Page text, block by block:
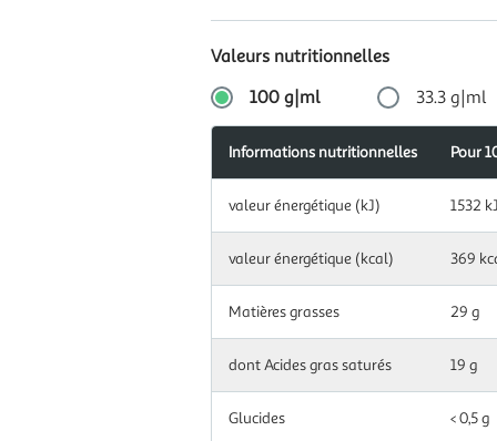
Valeurs nutritionnelles
100 g|ml
33.3 g|ml
nutritionnelles
pour
g|ml
Informations nutritionnelles Pour
valeur énergétique (kJ) 1532 kJ
valeur énergétique (kcal) 369
Matières grasses 29 g
dont Acides gras saturés 19 g
Glucides < 0,5 g
nutritionnelles
pour
33.3
g|ml
Pour
33,3
g|ml
Apports
(en %)
valeur
énergétique
kJ
énergétique
(kcal)
123